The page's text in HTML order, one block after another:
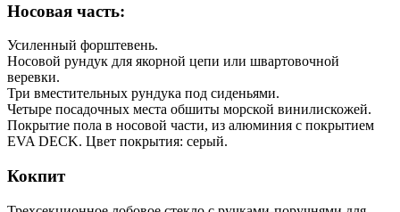
Носовая часть:
Усиленный форштевень.
Носовой рундук для якорной цепи или швартовочной
веревки.
Три вместительных рундука под сиденьями.
Четыре посадочных места обшиты морской винилискожей.
Покрытие пола в носовой части, из алюминия с покрытием
EVA DECK. Цвет покрытия: серый.
Кокпит